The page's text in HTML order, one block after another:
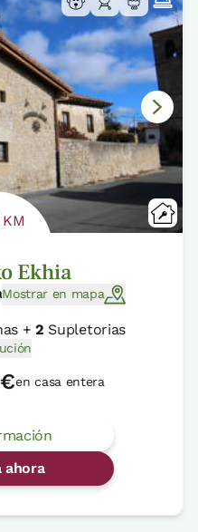
KM
Ekhia
Mostrar en mapa
+2 Supletorias
en casa entera
ahora